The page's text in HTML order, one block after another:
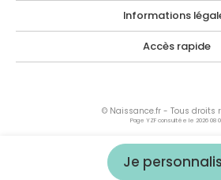
Informations
Accès rapide
© Naissance.fr - Tous droits
Page YZF consultée le 2026 08
dans le site sont la propriété de Naissance.fr ou de
à les utiliser.